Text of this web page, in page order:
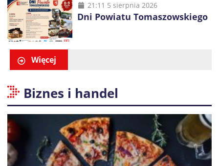
21:11 5 sierpnia 2026
Dni Powiatu Tomaszowskiego
Więcej
Biznes i handel